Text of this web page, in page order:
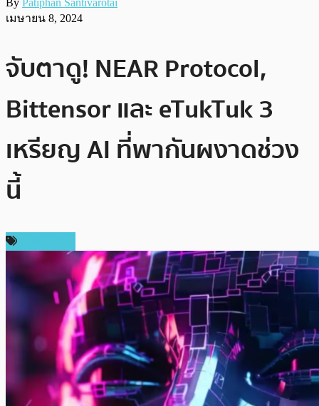
เมษายน 8, 2024
จับตาดู! NEAR Protocol,
Bittensor และ eTukTuk 3
เหรียญ AI ที่พากันผงาดช่วง
นี้